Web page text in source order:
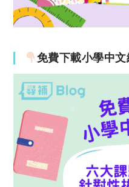
免費下載小學中文